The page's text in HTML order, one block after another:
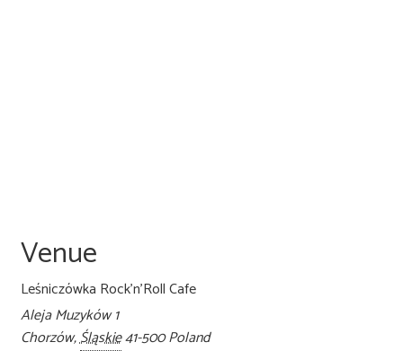
Venue
Leśniczówka Rock’n’Roll Cafe
Aleja Muzyków 1
Chorzów,Śląskie41-500Poland